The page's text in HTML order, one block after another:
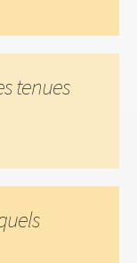
tenues